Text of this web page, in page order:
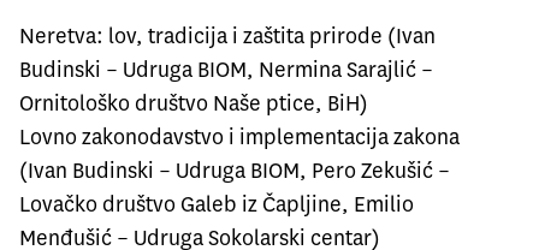
Neretva: lov, tradicija i zaštita prirode (Ivan
Budinski – Udruga BIOM, Nermina Sarajlić –
Ornitološko društvo Naše ptice, BiH)
Lovno zakonodavstvo i implementacija zakona
(Ivan Budinski – Udruga BIOM, Pero Zekušić –
Lovačko društvo Galeb iz Čapljine, Emilio
Menđušić – Udruga Sokolarski centar)